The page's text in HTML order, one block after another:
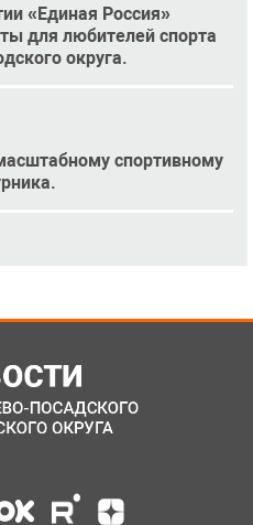
«Единая Россия»
для любителей спорта
округа.
спортивному